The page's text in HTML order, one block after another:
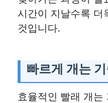
시간이 지날수록 더
것입니다.
빠르게 개는
효율적인 빨래 개는